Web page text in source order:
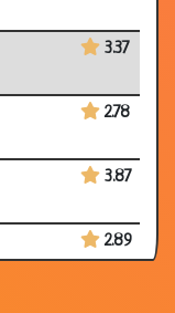
3.37
2.78
3.87
2.89